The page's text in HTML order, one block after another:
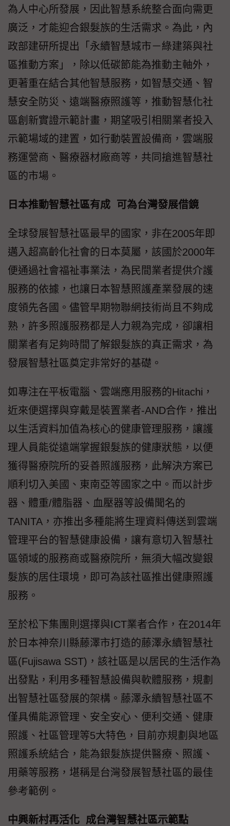
為人中心所發展，因此智慧系統整合面向需更
廣泛，才能迎合銀髮族的生活需求。為此，內
政部建研所提出「永續智慧城市－綠建築與社
區推動方案」，除以低碳節能為推動主軸外，
更著重在結合其他智慧服務，如智慧交通、智
慧安全防災、遠端醫療照護等，推動智慧化社
區創新實證示範計畫，期望吸引相關業者投入
示範場域的建置，如行動裝置設備商，雲端服
務運營商、醫療器材廠商等，共同搶進智慧社
區的市場。
日本推動智慧社區有成 可為台灣發展借鏡
全球發展智慧社區最早的國家，非在2005年即
邁入超高齡化社會的日本莫屬，該國於2000年
便通過社會福祉事業法，為民間業者提供介護
服務的依據，也讓日本智慧照護產業發展的速
度領先各國。儘管早期物聯網技術尚且不夠成
熟，許多照護服務都是人力親為完成，卻讓相
關業者有足夠時間了解銀髮族的真正需求，為
發展智慧社區奠定非常好的基礎。
如專注在平板電腦、雲端應用服務的Hitachi，
近來便選擇與穿戴是裝置業者-AND合作，推出
以生活資料加值為核心的健康管理服務，讓護
理人員能從遠端掌握銀髮族的健康狀態，以便
獲得醫療院所的妥善照護服務，此解決方案已
順利切入美國、東南亞等國家之中。而以計步
器、體重/體脂器、血壓器等設備聞名的
TANITA，亦推出多種能將生理資料傳送到雲端
管理平台的智慧健康設備，讓有意切入智慧社
區領域的服務商或醫療院所，無須大幅改變銀
髮族的居住環境，即可為該社區推出健康照護
服務。
至於松下集團則選擇與ICT業者合作，在2014年
於日本神奈川縣藤澤市打造的藤澤永續智慧社
區(Fujisawa SST)，該社區是以居民的生活作為
出發點，利用多種智慧設備與軟體服務，規劃
出智慧社區發展的架構。藤澤永續智慧社區不
僅具備能源管理、安全安心、便利交通、健康
照護、社區管理等5大特色，目前亦規劃與地區
照護系統結合，能為銀髮族提供醫療、照護、
用藥等服務，堪稱是台灣發展智慧社區的最佳
參考範例。
中興新村再活化 成台灣智慧社區示範點